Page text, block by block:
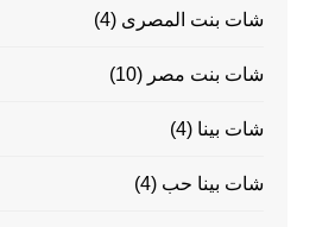
شات بنت المصرى (4)
شات بنت مصر (10)
شات بينا (4)
شات بينا حب (4)